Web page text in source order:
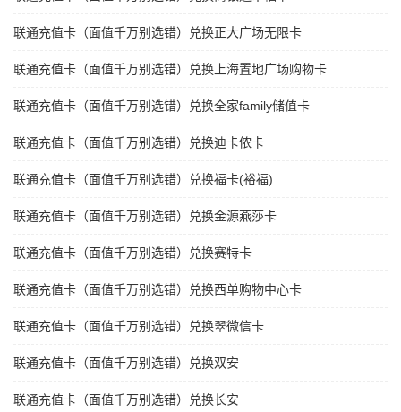
联通充值卡（面值千万别选错）兑换正大广场无限卡
联通充值卡（面值千万别选错）兑换上海置地广场购物卡
联通充值卡（面值千万别选错）兑换全家family储值卡
联通充值卡（面值千万别选错）兑换迪卡侬卡
联通充值卡（面值千万别选错）兑换福卡(裕福)
联通充值卡（面值千万别选错）兑换金源燕莎卡
联通充值卡（面值千万别选错）兑换赛特卡
联通充值卡（面值千万别选错）兑换西单购物中心卡
联通充值卡（面值千万别选错）兑换翠微信卡
联通充值卡（面值千万别选错）兑换双安
联通充值卡（面值千万别选错）兑换长安